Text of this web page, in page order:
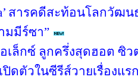
สารคดีสะท้อนโลกวัฒ
มมีร์ซา”
เล็กซ์ ลูกครึ่งสุดฮอต ซิว
เปิดตัวในซีรีส์วายเรื่องแร